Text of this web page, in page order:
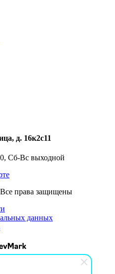
д. 16к2с11
Сб-Вс выходной
права защищены
данных